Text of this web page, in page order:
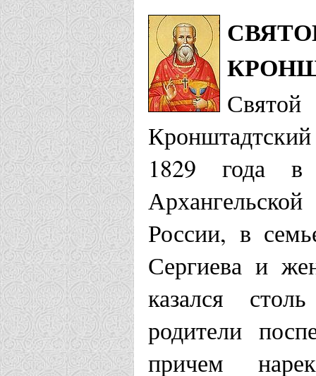
Спасо-
монастырь
Храм
Лудони
Пятигорская
Храм
Рубцовская
1829 года в
России, в
Сергиева и
казался
родители
причем